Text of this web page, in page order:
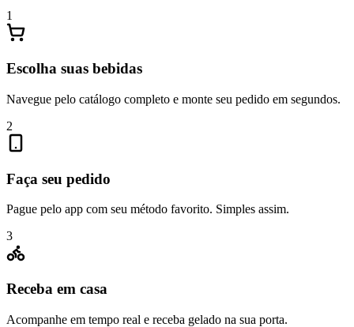
1
Escolha suas bebidas
Navegue pelo catálogo completo e monte seu pedido em segundos.
2
Faça seu pedido
Pague pelo app com seu método favorito. Simples assim.
3
Receba em casa
Acompanhe em tempo real e receba gelado na sua porta.